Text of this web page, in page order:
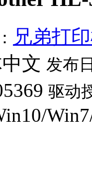
兄弟打
文 发布
驱动